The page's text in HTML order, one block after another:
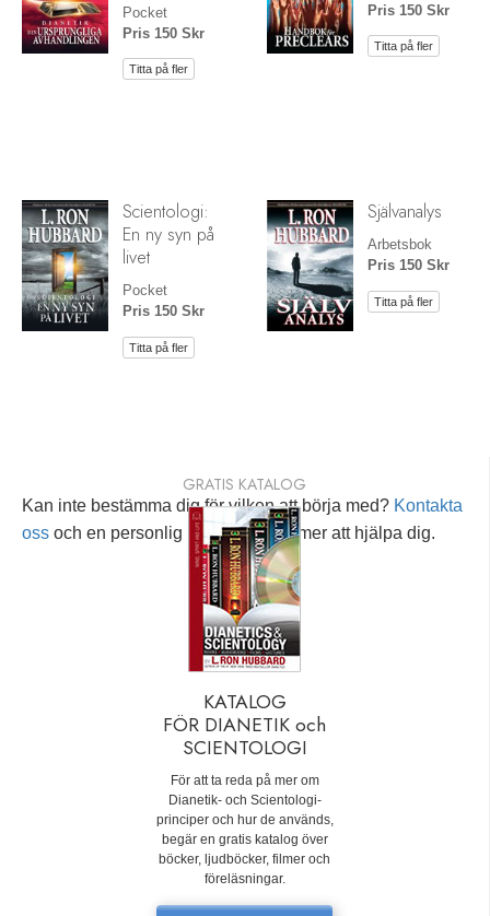
Pocket
Pris 150 Skr
Titta på fler
Pris 150 Skr
Titta på fler
Scientologi:
En ny syn på
livet
Pocket
Pris 150 Skr
Titta på fler
Självanalys
Arbetsbok
Pris 150 Skr
Titta på fler
Kan inte bestämma dig för vilken att börja med? Kontakta
oss och en personlig rådgivare kommer att hjälpa dig.
GRATIS KATALOG
KATALOG
FÖR DIANETIK och
SCIENTOLOGI
För att ta reda på mer om
Dianetik- och Scientologi-
principer och hur de används,
begär en gratis katalog över
böcker, ljudböcker, filmer och
föreläsningar.